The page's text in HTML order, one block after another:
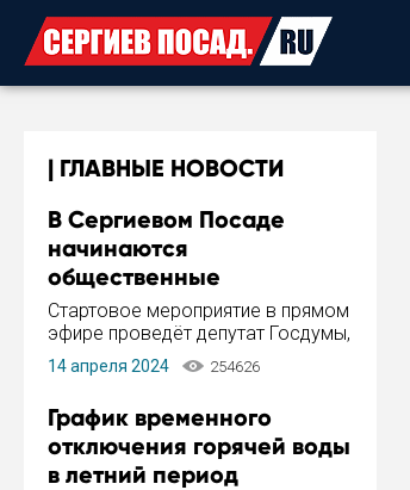
ГЛАВНЫЕ НОВОСТИ
В Сергиевом Посаде
начинаются
общественные
обсуждения Стратегии
развития города
Стартовое мероприятие в прямом
эфире проведёт депутат Госдумы,
инициатор и автор Концепции
развития Сергиева Посада и
Пахомов.
14 апреля 2024 254626
График временного
отключения горячей воды
в летний период